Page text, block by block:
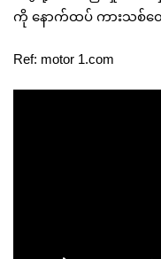
ကို နောက်ထပ် ကားသစ်တွေ
Ref: motor 1.com